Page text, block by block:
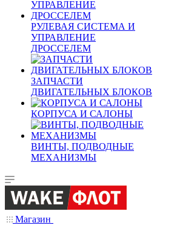
РУЛЕВАЯ СИСТЕМА И
УПРАВЛЕНИЕ
ДРОССЕЛЕМ
ЗАПЧАСТИ
ДВИГАТЕЛЬНЫХ БЛОКОВ
КОРПУСА И САЛОНЫ
ВИНТЫ, ПОДВОДНЫЕ
МЕХАНИЗМЫ
Магазин